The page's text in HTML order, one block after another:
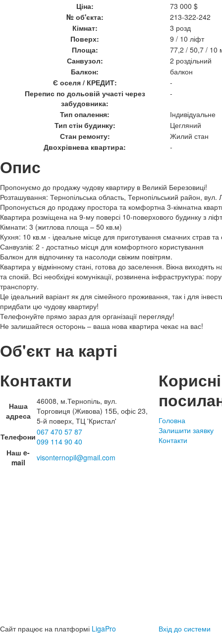
Ціна:
73 000 $
№ об'єкта:
213-322-242
Кімнат:
3 розд
Поверх:
9 / 10 ліфт
Площа:
77,2 / 50,7 / 10
Санвузол:
2 роздільний
Балкон:
балкон
Є оселя / КРЕДИТ:
-
Перепис по дольовій участі через
забудовника:
-
Тип опалення:
Індивідуальне
Тип стін будинку:
Цегляний
Стан ремонту:
Жилий стан
Двохрівнева квартира:
-
Опис
Пропонуємо до продажу чудову квартиру в Великій Березовиці!
Розташування: Тернопільська область, Тернопільський район, вул.
Пропонується до продажу простора та комфортна 3-кімнатна
Квартира розміщена на 9-му поверсі 10-поверхового будинку з
Кімнати: 3 (житлова площа – 50 кв.м)
Кухня: 10 кв.м - ідеальне місце для приготування смачних страв та
Санвузлів: 2 - достатньо місця для комфортного користування
Балкон для відпочинку та насолоди свіжим повітрям.
Квартира у відмінному стані, готова до заселення. Вікна
та спокій. Всі необхідні комунікації, розвинена інфраструктура:
транспорту.
Це ідеальний варіант як для сімейного проживання, так і для
придбати цю чудову квартиру!
Телефонуйте прямо зараз для організації перегляду!
Не залишайтеся осторонь – ваша нова квартира чекає на вас!
Об'єкт на карті
Контакти
Наша
адреса
46008, м.Тернопіль, вул.
Торговиця (Живова) 15Б, офіс 23,
5-й поверх, ТЦ 'Кристал'
Телефони067 470 57 87
099 114 90 40
Наш e-
mail
visonternopil@gmail.com
Корисні
Головна
Залишити заявку
Контакти
Сайт працює на платформі LigaPro Вхід до системи